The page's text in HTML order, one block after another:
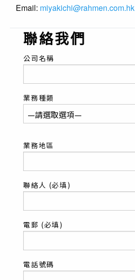
Email: miyakichi@rahmen.com.hk
聯絡我們
公司名稱
業務種類
業務地區
聯絡人 (必填)
電郵 (必填)
電話號碼